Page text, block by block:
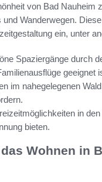
von Bad Nauheim
Wanderwegen.
ein, unter
Spaziergänge durch
geeignet
im nahegelegenen
in
bieten.
Wohnen in